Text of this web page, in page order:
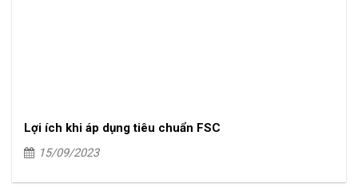
Lợi ích khi áp dụng tiêu chuẩn FSC
15/09/2023